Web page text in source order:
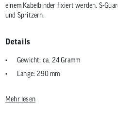
einem Kabelbinder fixiert werden. S-
und Spritzern.
Details
Gewicht: ca. 24 Gramm
Länge: 290 mm
Mehr lesen